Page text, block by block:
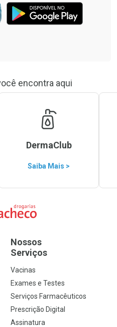
encontra aqui
DermaClub
Saiba Mais >
Nossos
Serviços
Vacinas
Exames e Testes
Serviços Farmacêuticos
Prescrição Digital
Assinatura